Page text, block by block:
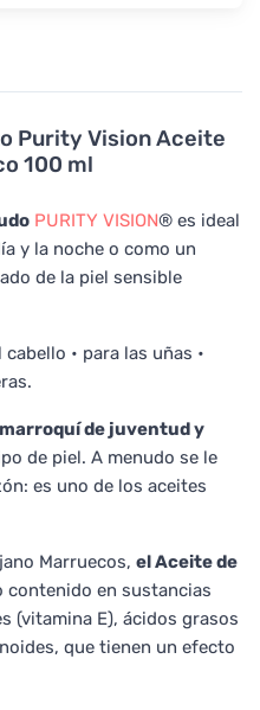
Purity Vision Aceite
100 ml
PURITY VISION® es ideal
y la noche o como un
de la piel sensible
cabello • para las uñas •
de juventud y
de piel. A menudo se le
es uno de los aceites
Marruecos, el Aceite de
contenido en sustancias
(vitamina E), ácidos grasos
que tienen un efecto